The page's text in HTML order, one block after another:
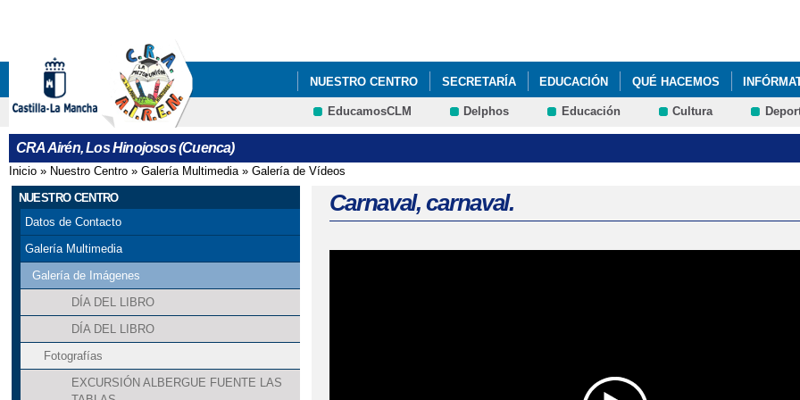
NUESTRO CENTRO SECRETARÍA EDUCACIÓN QUÉ HACEMOS
ELECCIONES A LA ALCALDÍAS DE LAS SECCIONES EDUCATIVAS DEL CRA "AIRÉN"
EducamosCLM Delphos Educación Cultura
CRA Airén, Los Hinojosos (Cuenca)
Se encuentra usted aquí
Inicio » Nuestro Centro » Galería Multimedia» Galería de Vídeos
NUESTRO CENTRO
Datos de Contacto
Galería Multimedia
Galería de Imágenes
DÍA DEL LIBRO
DÍA DEL LIBRO
Fotografías
EXCURSIÓN ALBERGUE FUENTE LAS
Carnaval, carnaval.